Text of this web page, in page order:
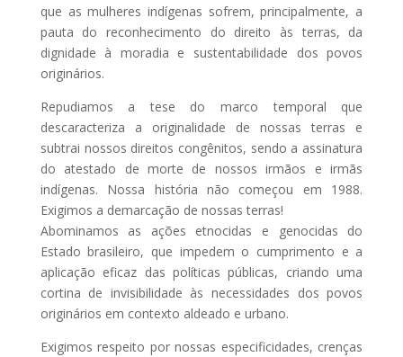
que as mulheres indígenas sofrem, principalmente, a
pauta do reconhecimento do direito às terras, da
dignidade à moradia e sustentabilidade dos povos
originários.
Repudiamos a tese do marco temporal que
descaracteriza a originalidade de nossas terras e
subtrai nossos direitos congênitos, sendo a assinatura
do atestado de morte de nossos irmãos e irmãs
indígenas. Nossa história não começou em 1988.
Exigimos a demarcação de nossas terras!
Abominamos as ações etnocidas e genocidas do
Estado brasileiro, que impedem o cumprimento e a
aplicação eficaz das políticas públicas, criando uma
cortina de invisibilidade às necessidades dos povos
originários em contexto aldeado e urbano.
Exigimos respeito por nossas especificidades, crenças